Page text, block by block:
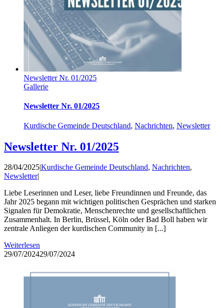
Newsletter Nr. 01/2025
Gallerie
Newsletter Nr. 01/2025
Kurdische Gemeinde Deutschland, Nachrichten, Newsletter
Newsletter Nr. 01/2025
28/04/2025Kurdische Gemeinde Deutschland, Nachrichten,
Newsletter|
Liebe Leserinnen und Leser, liebe Freundinnen und Freunde, das
Jahr 2025 begann mit wichtigen politischen Gesprächen und starken
Signalen für Demokratie, Menschenrechte und gesellschaftlichen
Zusammenhalt. In Berlin, Brüssel, Köln oder Bad Boll haben wir
zentrale Anliegen der kurdischen Community in [...]
Weiterlesen
29/07/202429/07/2024